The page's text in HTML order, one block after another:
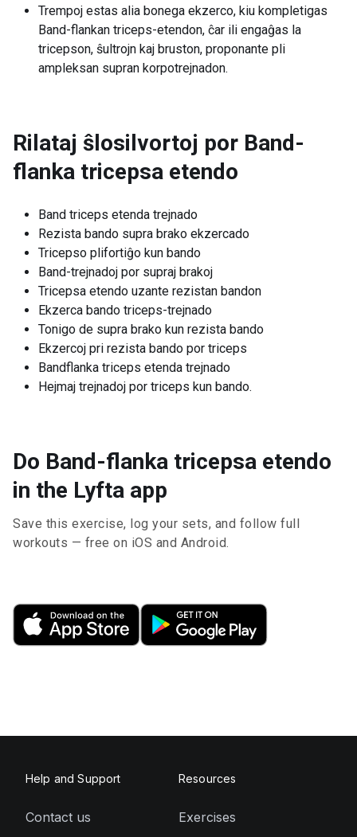
Trempoj estas alia bonega ekzerco, kiu kompletigas
Band-flankan triceps-etendon, ĉar ili engaĝas la
tricepson, ŝultrojn kaj bruston, proponante pli
ampleksan supran korpotrejnadon.
Rilataj ŝlosilvortoj por Band-
flanka tricepsa etendo
Band triceps etenda trejnado
Rezista bando supra brako ekzercado
Tricepso plifortiĝo kun bando
Band-trejnadoj por supraj brakoj
Tricepsa etendo uzante rezistan bandon
Ekzerca bando triceps-trejnado
Tonigo de supra brako kun rezista bando
Ekzercoj pri rezista bando por triceps
Bandflanka triceps etenda trejnado
Hejmaj trejnadoj por triceps kun bando.
Do Band-flanka tricepsa etendo
in the Lyfta app
Save this exercise, log your sets, and follow full
workouts — free on iOS and Android.
Help and Support
Contact us
Resources
Exercises